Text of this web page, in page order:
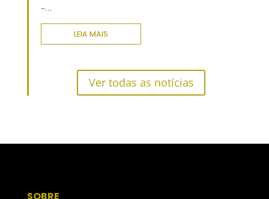
–...
LEIA MAIS
Ver todas as notícias